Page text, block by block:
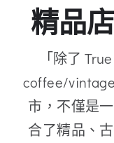
精品
「除了
coffee/
市，不僅是
合了精品、